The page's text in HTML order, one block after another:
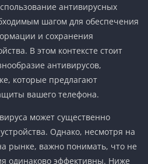
антивирусных
шагом для обеспечения
и сохранения
В этом контексте стоит
антивирусов,
которые предлагают
вашего телефона.
может существенно
Однако, несмотря на
рынке, важно понимать, что не
одинаково эффективны. Ниже